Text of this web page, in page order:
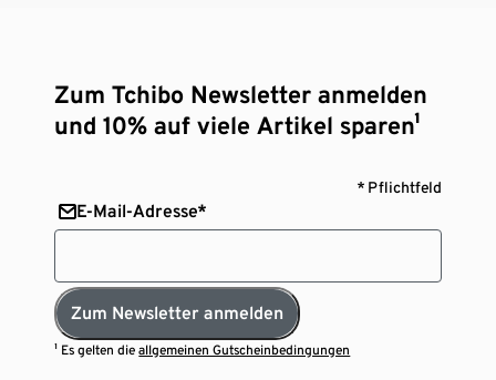
Zum Tchibo Newsletter anmelden
und 10% auf viele Artikel sparen¹
* Pflichtfeld
E-Mail-Adresse*
Zum Newsletter anmelden
¹ Es gelten dieallgemeinen Gutscheinbedingungen